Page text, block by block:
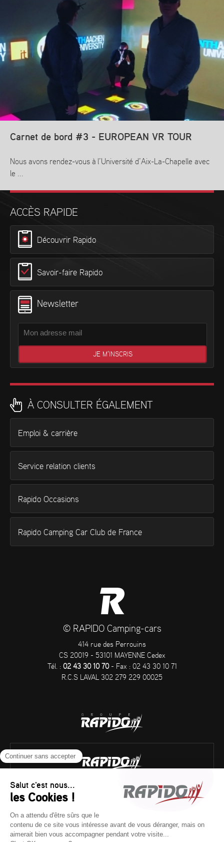
Carnet de bord #3 - EUROPEAN VR TOUR
Nous avons rendez-vous à l’Université d’Aix-La-Chapelle avec
le ...
ACCÈS RAPIDE
Découvrir Rapido
Savoir-faire Rapido
Newsletter
À CONSULTER ÉGALEMENT
Emploi & carrière
Service relation clients
Rapido Occasions
Rapido Camping Car Club de France
© RAPIDO Camping-cars
414 rue des Perrouins
CS 20019 - 53101 MAYENNE Cedex
Tél. : 02 43 30 10 70- Fax : 02 43 30 10 71
R.C.S LAVAL 302 279 229 00025